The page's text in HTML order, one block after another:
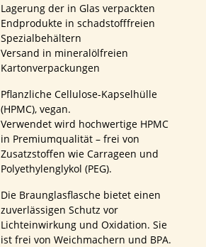
Lagerung der in Glas verpackten
Endprodukte in schadstofffreien
Spezialbehältern
Versand in mineralölfreien
Kartonverpackungen
Pflanzliche Cellulose-Kapselhülle
(HPMC), vegan.
Verwendet wird hochwertige HPMC
in Premiumqualität – frei von
Zusatzstoffen wie Carrageen und
Polyethylenglykol (PEG).
Die Braunglasflasche bietet einen
zuverlässigen Schutz vor
Lichteinwirkung und Oxidation. Sie
ist frei von Weichmachern und BPA.